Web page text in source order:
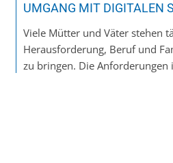
UMGANG MIT DIGITALEN
Viele Mütter und Väter stehen
Herausforderung, Beruf und
zu bringen. Die Anforderungen